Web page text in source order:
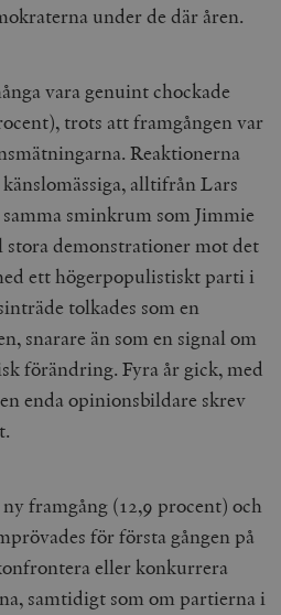
under de där åren.
vara genuint chockade
trots att framgången var
Reaktionerna
alltifrån Lars
sminkrum som Jimmie
demonstrationer mot det
ett högerpopulistiskt parti i
tolkades som en
snarare än som en signal om
förändring. Fyra år gick, med
enda opinionsbildare skrev
framgång (12,9 procent) och
för första gången på
eller konkurrera
samtidigt som om partierna i